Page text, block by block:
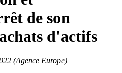
de son
d'actifs
(Agence Europe)